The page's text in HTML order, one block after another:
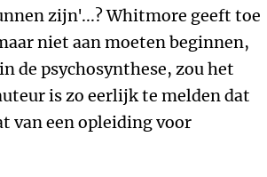
zijn'...? Whitmore geeft toe
niet aan moeten beginnen,
de psychosynthese, zou het
is zo eerlijk te melden dat
van een opleiding voor